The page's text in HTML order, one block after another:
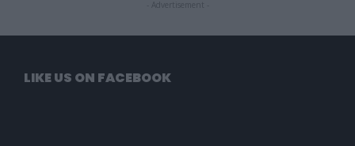
- Advertisement -
LIKE US ON FACEBOOK